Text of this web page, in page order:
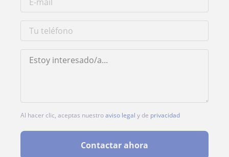
Al hacer clic, aceptas nuestroaviso legal y de privacidad
Contactar ahora